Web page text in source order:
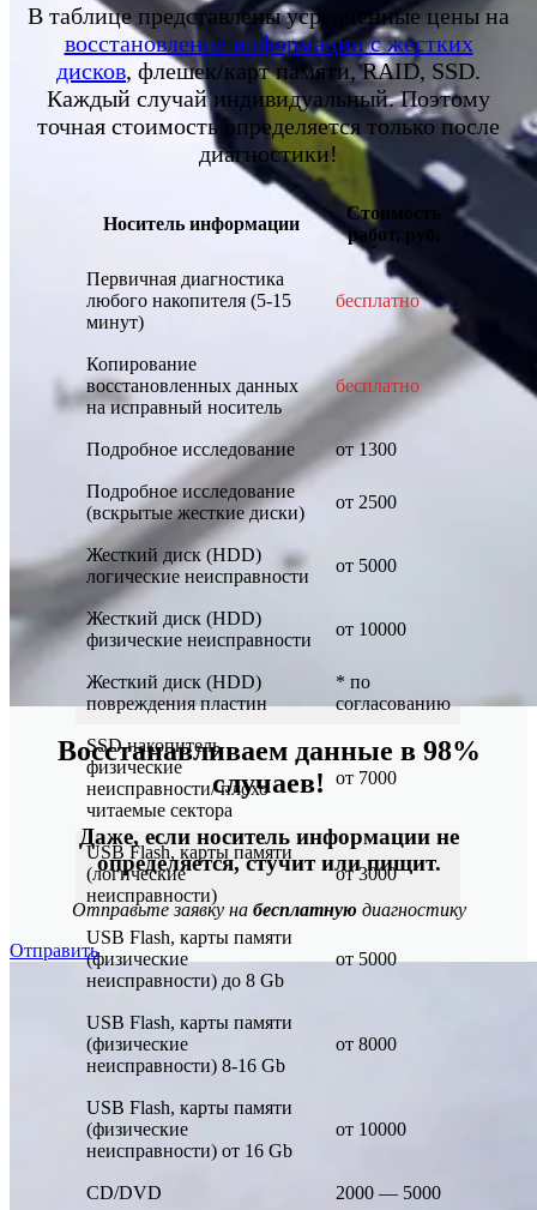
Восстанавливаем данные в 98%
случаев!
Даже, если носитель информации не
определяется, стучит или пищит.
Отправьте заявку на бесплатную диагностику
Отправить
В таблице представлены усредненные цены на
восстановление информации с жестких
дисков, флешек/карт памяти, RAID, SSD.
Каждый случай индивидуальный. Поэтому
точная стоимость определяется только после
диагностики!
Носитель информации
Стоимость
работ, руб.
Первичная диагностика
любого накопителя (5-15
минут)
бесплатно
Копирование
восстановленных данных
на исправный носитель
бесплатно
Подробное исследование от 1300
Подробное исследование
(вскрытые жесткие диски)
от 2500
Жесткий диск (HDD)
логические неисправности
от 5000
Жесткий диск (HDD)
физические неисправности
от 10000
Жесткий диск (HDD)
повреждения пластин
* по
согласованию
SSD накопитель
физические
неисправности/ плохо
читаемые сектора
от 7000
USB Flash, карты памяти
(логические
неисправности)
от 3000
USB Flash, карты памяти
(физические
неисправности) до 8 Gb
от 5000
USB Flash, карты памяти
(физические
неисправности) 8-16 Gb
от 8000
USB Flash, карты памяти
(физические
неисправности) от 16 Gb
от 10000
CD/DVD 2000 — 5000